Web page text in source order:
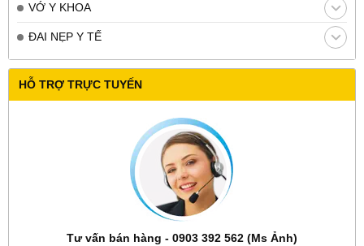
VỚ Y KHOA
ĐAI NẸP Y TẾ
HỖ TRỢ TRỰC TUYẾN
Tư vấn bán hàng - 0903 392 562 (Ms Ảnh)